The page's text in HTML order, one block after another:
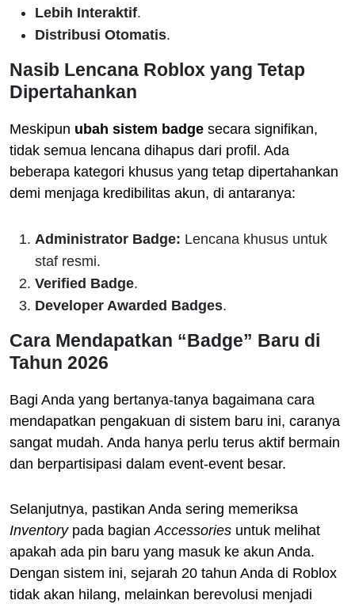
Lebih Interaktif.
Distribusi Otomatis.
Nasib Lencana Roblox yang Tetap
Dipertahankan
Meskipun ubah sistem badge secara signifikan,
tidak semua lencana dihapus dari profil. Ada
beberapa kategori khusus yang tetap dipertahankan
demi menjaga kredibilitas akun, di antaranya:
Administrator Badge: Lencana khusus untuk
staf resmi.
Verified Badge.
Developer Awarded Badges.
Cara Mendapatkan “Badge” Baru di
Tahun 2026
Bagi Anda yang bertanya-tanya bagaimana cara
mendapatkan pengakuan di sistem baru ini, caranya
sangat mudah. Anda hanya perlu terus aktif bermain
dan berpartisipasi dalam event-event besar.
Selanjutnya, pastikan Anda sering memeriksa
Inventorypada bagianAccessories untuk melihat
apakah ada pin baru yang masuk ke akun Anda.
Dengan sistem ini, sejarah 20 tahun Anda di Roblox
tidak akan hilang, melainkan berevolusi menjadi